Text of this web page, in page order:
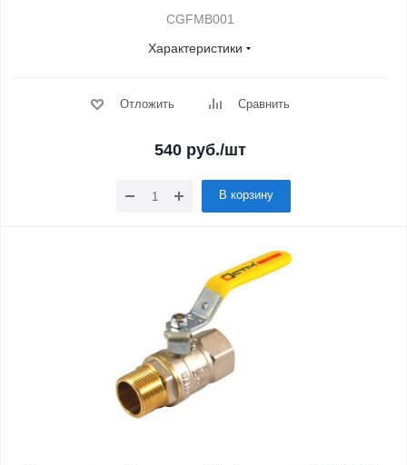
CGFMB001
Характеристики
Отложить Сравнить
540 руб./шт
В корзину